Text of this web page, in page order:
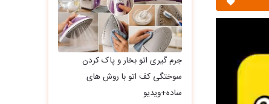
جرم گیری اتو بخار و پاک کردن
سوختگی کف اتو با روش های
ساده+ویدیو